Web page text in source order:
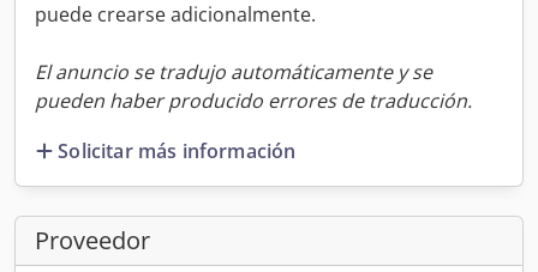
puede crearse adicionalmente.
El anuncio se tradujo automáticamente y se
pueden haber producido errores de traducción.
Solicitar más información
Proveedor